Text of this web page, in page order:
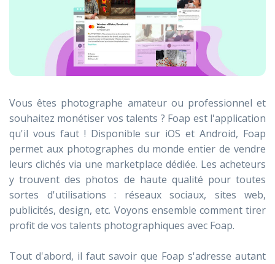
Vous êtes photographe amateur ou professionnel et
souhaitez monétiser vos talents ? Foap est l'application
qu'il vous faut ! Disponible sur iOS et Android, Foap
permet aux photographes du monde entier de vendre
leurs clichés via une marketplace dédiée. Les acheteurs
y trouvent des photos de haute qualité pour toutes
sortes d'utilisations : réseaux sociaux, sites web,
publicités, design, etc. Voyons ensemble comment tirer
profit de vos talents photographiques avec Foap.
Tout d'abord, il faut savoir que Foap s'adresse autant